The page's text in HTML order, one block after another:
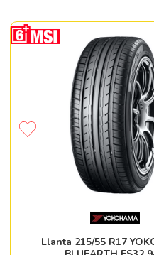
Llanta 215/55 R17